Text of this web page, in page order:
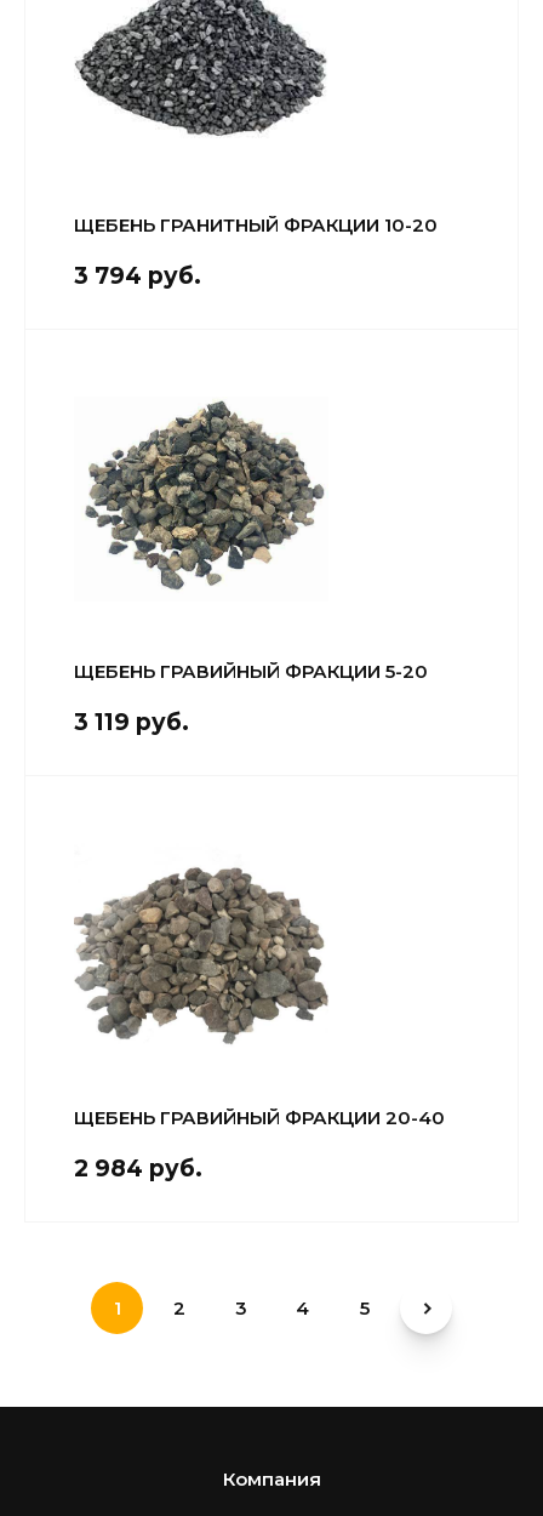
ЩЕБЕНЬ ГРАНИТНЫЙ ФРАКЦИИ 10-20
3 794 руб.
ЩЕБЕНЬ ГРАВИЙНЫЙ ФРАКЦИИ 5-20
3 119 руб.
ЩЕБЕНЬ ГРАВИЙНЫЙ ФРАКЦИИ 20-40
2 984 руб.
1 2 3 4 5
Компания